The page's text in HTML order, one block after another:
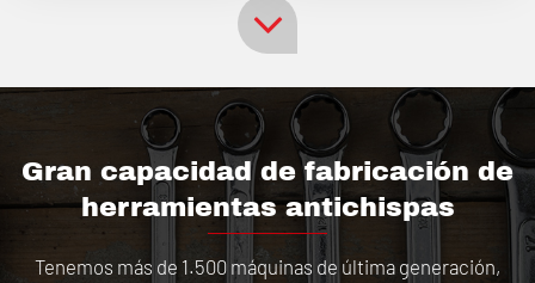
Gran capacidad de fabricación de
herramientas antichispas
Tenemos más de 1.500 máquinas de última generación,